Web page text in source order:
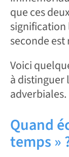
que ces
seconde
Voici
à distinguer
adverbiales.
Quand
temps »